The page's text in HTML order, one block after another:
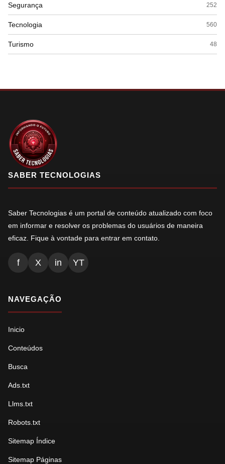
Segurança 252
Tecnologia 560
Turismo 48
SABER TECNOLOGIAS
Saber Tecnologias é um portal de conteúdo atualizado com foco
em informar e resolver os problemas do usuários de maneira
eficaz. Fique à vontade para entrar em contato.
f X in YT
NAVEGAÇÃO
Inicio
Conteúdos
Busca
Ads.txt
Llms.txt
Robots.txt
Sitemap Índice
Sitemap Páginas